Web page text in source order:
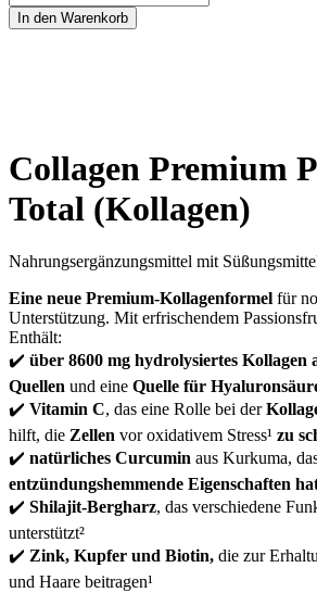
In den Warenkorb
Collagen Premium
Total (Kollagen)
Nahrungsergänzungsmittel mit
Eine neue Premium-Kollagenformel für
Unterstützung. Mit erfrischendem
Enthält:
✔️ über 8600 mg hydrolysiertes Kollagen
Quellen und eine Quelle für
✔️ Vitamin C, das eine Rolle bei der
hilft, die Zellen vor oxidativem Stress¹ zu
✔️ natürliches Curcumin aus Kurkuma,
entzündungshemmende Eigenschaften
✔️ Shilajit-Bergharz, das verschiedene
unterstützt²
✔️ Zink, Kupfer und Biotin, die zur
und Haare beitragen¹